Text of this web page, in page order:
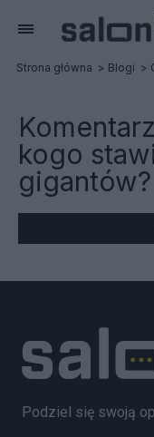
Strona główna Blogi
kogo
gigantów?
Podziel się swoją